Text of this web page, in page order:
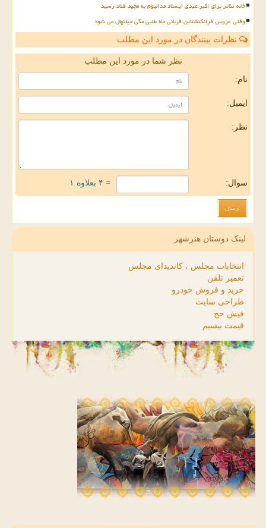
خانه تئاتر برای اکبر عبدی ایستاد مدالیوم به مجید قناد رسید
وقتی عروس فرانکنشتاین قربانی جاه طلبی مگی جیلنهال می شود
نظرات بینندگان در مورد این مطلب
نظر شما در مورد این مطلب
نام:
ایمیل:
نظر:
سوال: = ۴ بعلاوه ۱
لینک دوستان هنرشهر
انتخابات مجلس ، کاندیدای مجلس
تعمیر تلفن
خرید و فروش خودرو
طراحی سایت
فیش حج
قیمت بیسیم